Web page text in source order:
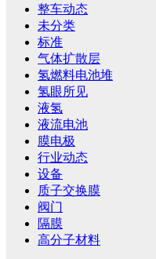
整车动态
未分类
标准
气体扩散层
氢燃料电池堆
氢眼所见
液氢
液流电池
膜电极
行业动态
设备
质子交换膜
阀门
隔膜
高分子材料